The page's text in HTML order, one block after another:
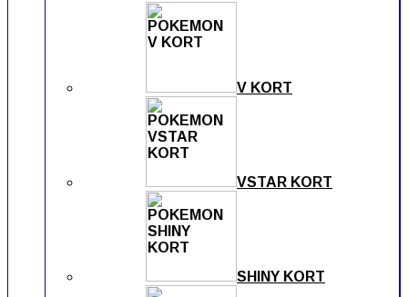
V KORT
VSTAR KORT
SHINY KORT